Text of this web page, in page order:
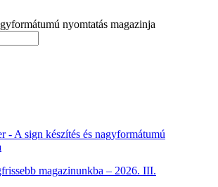
nyomtatás magazinja
- A sign készítés és nagyformátumú